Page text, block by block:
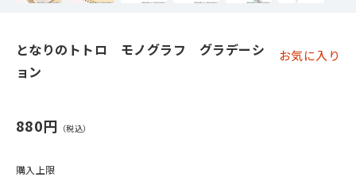
となりのトトロ モノグラフ グラデーシ
ョン
お気に入り
880円
購入上限